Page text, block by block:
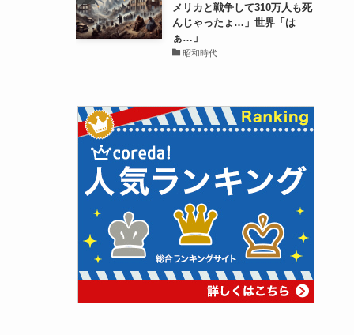
メリカと戦争して310万人も死
んじゃったょ…」世界「は
ぁ…」
昭和時代